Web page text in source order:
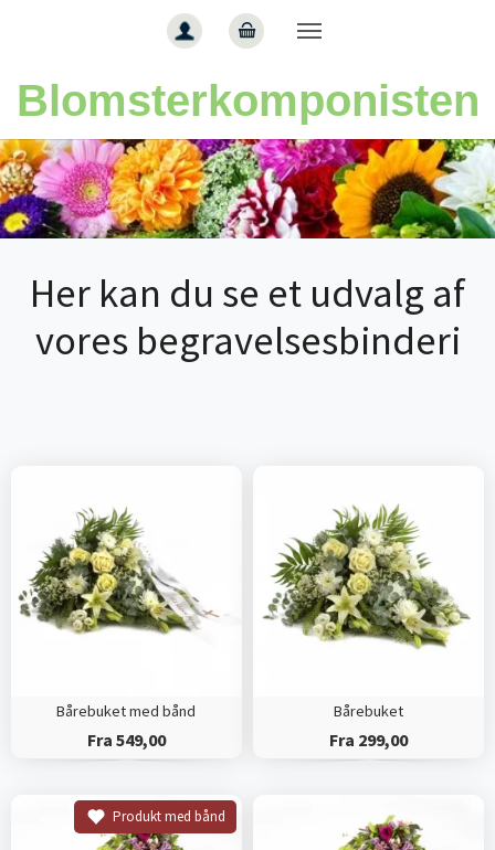
Blomsterkomponisten
Her kan du se et udvalg af
vores begravelsesbinderi
Bårebuket med bånd
Fra 549,00
Bårebuket
Fra 299,00
Produkt med bånd